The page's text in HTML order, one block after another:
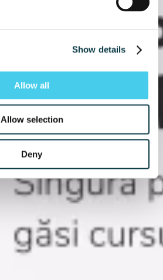
Show details
Allow all
Allow selection
Deny